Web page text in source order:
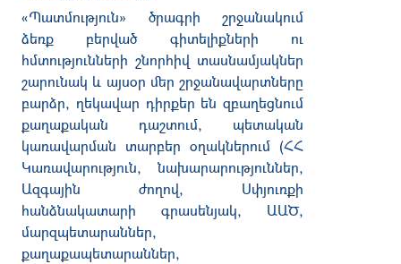
«Պատմություն» ծրագրի շրջանակում
ձեռք բերված գիտելիքների ու
հմտությունների շնորհիվ տասնամյակներ
շարունակ և այսօր մեր շրջանավարտները
բարձր, ղեկավար դիրքեր են զբաղեցնում
քաղաքական դաշտում, պետական
կառավարման տարբեր օղակներում (ՀՀ
Կառավարություն, նախարարություններ,
Ազգային ժողով, Սփյուռքի
հանձնակատարի գրասենյակ, ԱԱԾ,
մարզպետարաններ,
քաղաքապետարաններ,